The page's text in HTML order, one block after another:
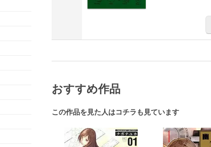
おすすめ作品
この作品を見た人はコチラも見ています